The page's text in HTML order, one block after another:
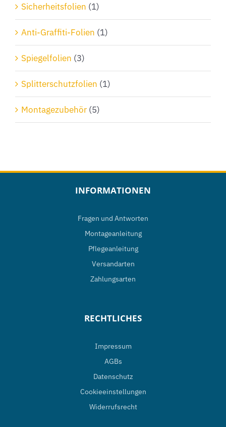
Sicherheitsfolien (1)
Anti-Graffiti-Folien (1)
Spiegelfolien (3)
Splitterschutzfolien (1)
Montagezubehör (5)
INFORMATIONEN
Fragen und Antworten
Montageanleitung
Pflegeanleitung
Versandarten
Zahlungsarten
RECHTLICHES
Impressum
AGBs
Datenschutz
Cookieeinstellungen
Widerrufsrecht